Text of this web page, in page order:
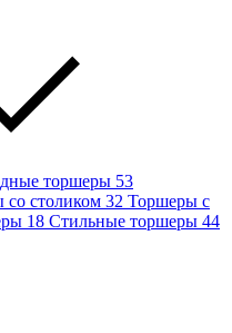
торшеры 53
столиком 32 Торшеры с
18 Стильные торшеры 44